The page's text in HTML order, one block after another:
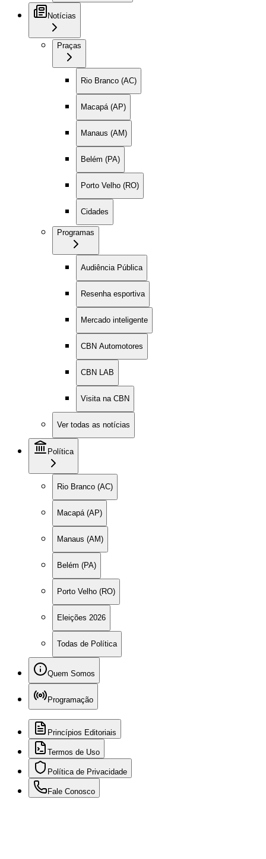
Notícias
Praças
Rio Branco (AC)
Macapá (AP)
Manaus (AM)
Belém (PA)
Porto Velho (RO)
Cidades
Programas
Audiência Pública
Resenha esportiva
Mercado inteligente
CBN Automotores
CBN LAB
Visita na CBN
Ver todas as notícias
Política
Rio Branco (AC)
Macapá (AP)
Manaus (AM)
Belém (PA)
Porto Velho (RO)
Eleições 2026
Todas de Política
Quem Somos
Programação
Princípios Editoriais
Termos de Uso
Política de Privacidade
Fale Conosco